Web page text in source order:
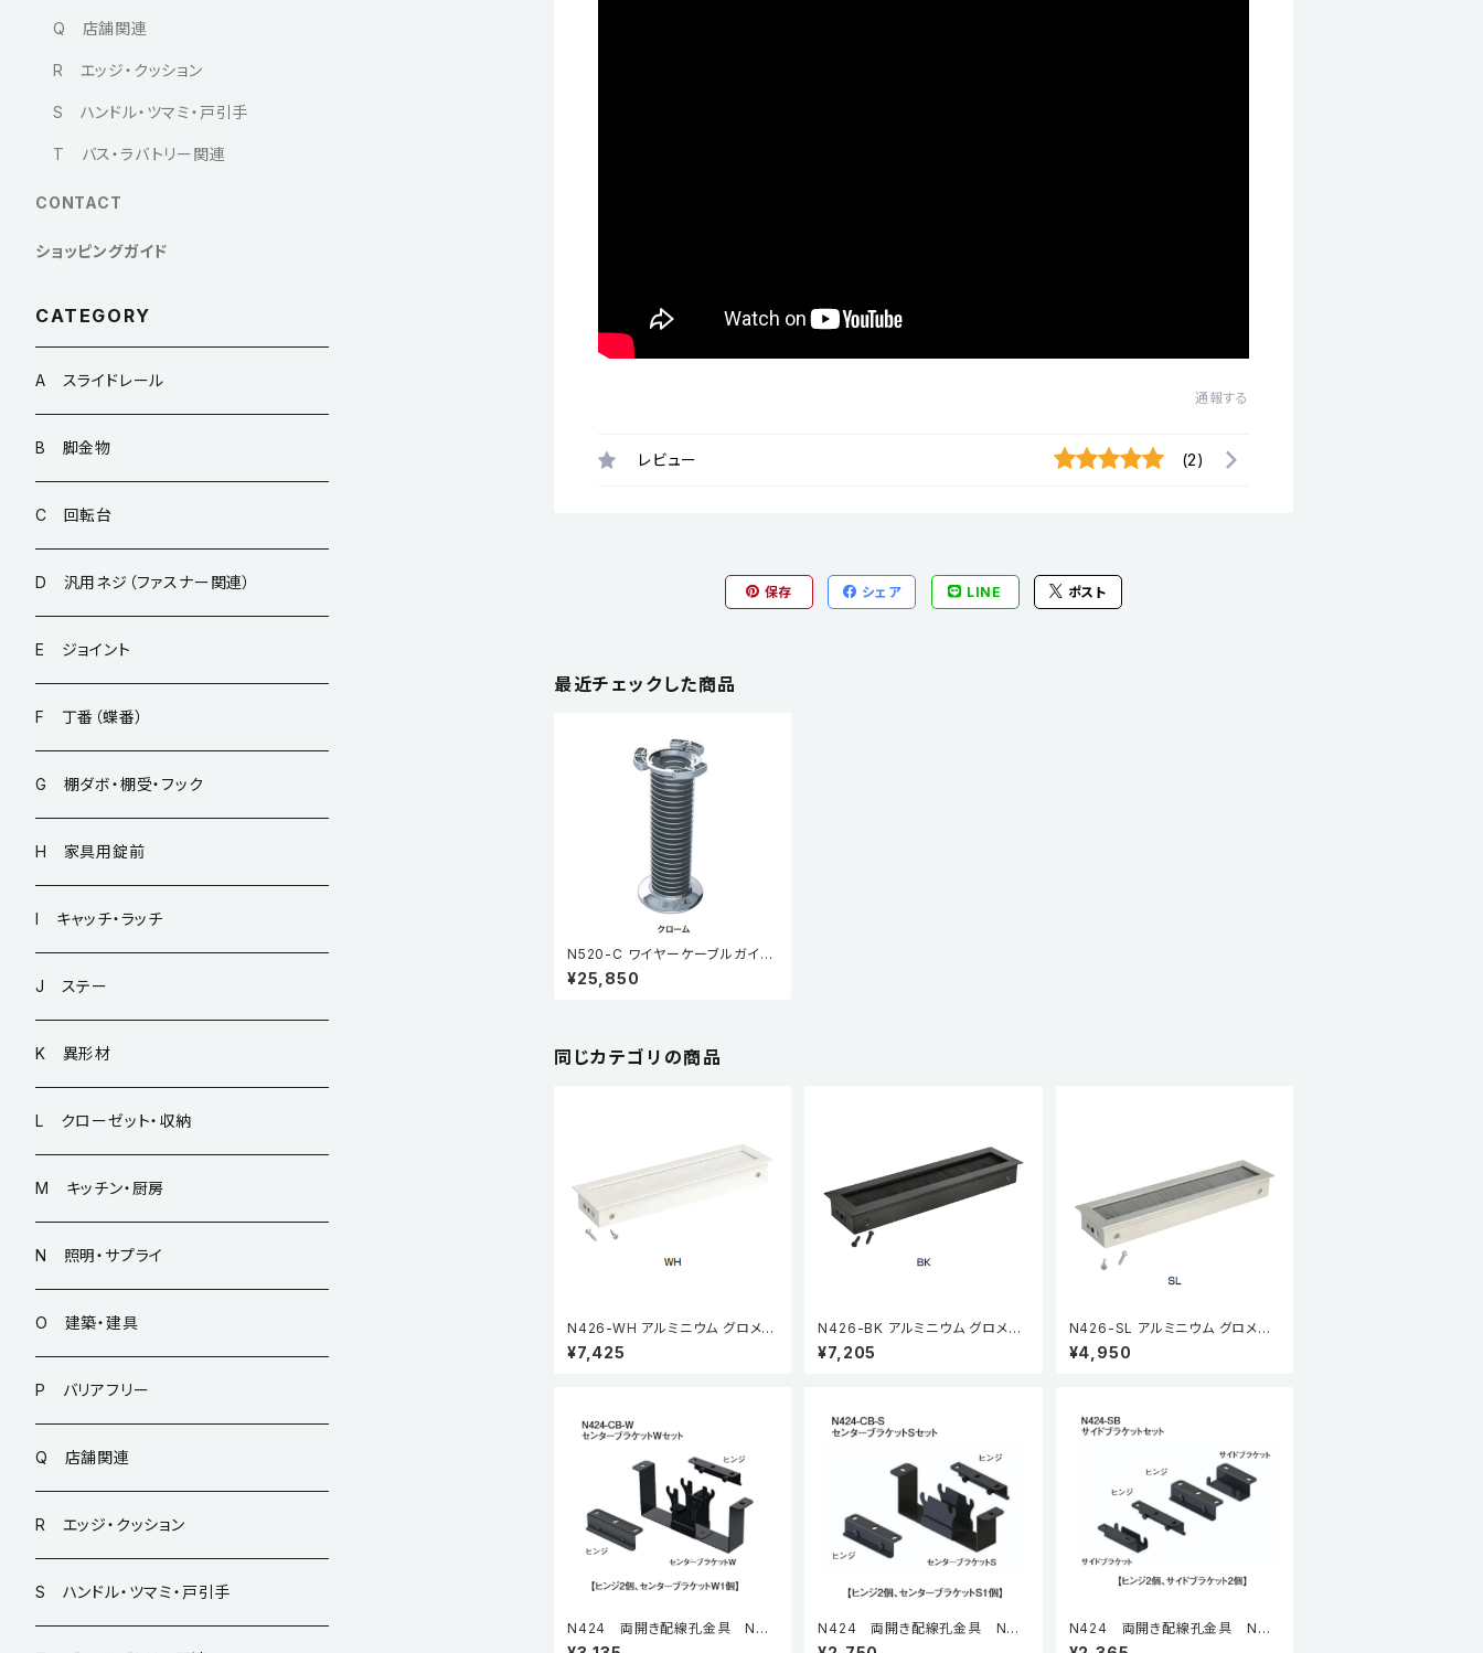
通報する
レビュー (2)
保存 シェア LINE ポスト
最近チェックした商品
N520-C ワイヤーケーブルガイド
クローム
¥25,850
同じカテゴリの商品
N426-WH アルミニウム グロメッ
ト ホワイト
¥7,425
N426-BK アルミニウム グロメッ
ト ブラック
¥7,205
N426-SL アルミニウム グロメット
シルバー
¥4,950
N424 両開き配線孔金具 N42
4-CB-W センターブラケットWセ
N424 両開き配線孔金具 N42
4-CB-S センターブラケットSセッ
N424 両開き配線孔金具 N42
4-SB サイドブラケットセット
Q 店舗関連
R エッジ・クッション
S ハンドル・ツマミ・戸引手
T バス・ラバトリー関連
CONTACT
ショッピングガイド
CATEGORY
A スライドレール
B 脚金物
C 回転台
D 汎用ネジ（ファスナー関連）
E ジョイント
F 丁番（蝶番）
G 棚ダボ・棚受・フック
H 家具用錠前
I キャッチ・ラッチ
J ステー
K 異形材
L クローゼット・収納
M キッチン・厨房
N 照明・サプライ
O 建築・建具
P バリアフリー
Q 店舗関連
R エッジ・クッション
S ハンドル・ツマミ・戸引手